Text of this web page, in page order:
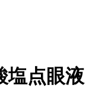
塩点眼液